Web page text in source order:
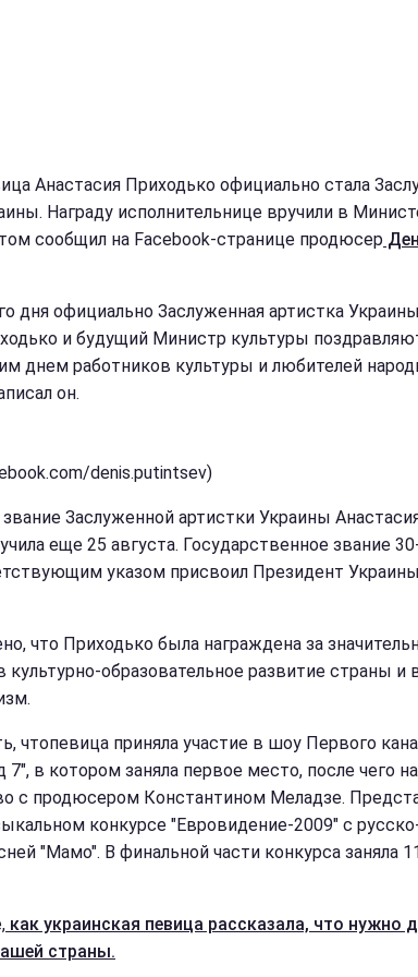
Анастасия Приходько официально стала
Награду исполнительнице вручили в
сообщил на Facebook-странице продюсер
дня официально Заслуженная артистка Украины
и будущий Министр культуры
днем ​​работников культуры и любителей
он.
denis.putintsev)
Заслуженной артистки Украины
еще 25 августа. Государственное звание
указом присвоил Президент
что Приходько была награждена за
культурно-образовательное развитие страны и
чтопевица приняла участие в шоу Первого
7", в котором заняла первое место, после чего
с продюсером Константином Меладзе.
конкурсе "Евровидение-2009" с
"Мамо". В финальной части конкурса заняла
как украинская певица рассказала, что нужно
страны.